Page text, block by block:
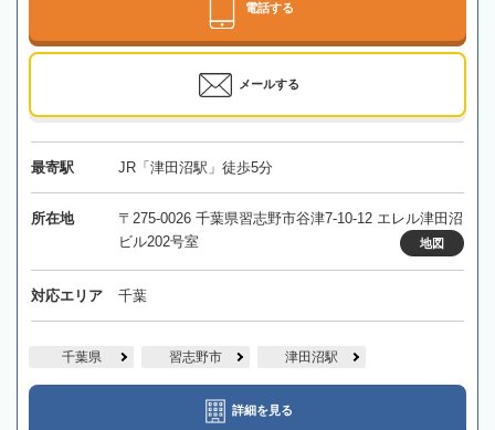
電話する
メールする
最寄駅 JR「津田沼駅」徒歩5分
所在地
〒275-0026 千葉県習志野市谷津7-10-12 エレル津田沼
ビル202号室
地図
対応エリア 千葉
千葉県 習志野市 津田沼駅
詳細を見る